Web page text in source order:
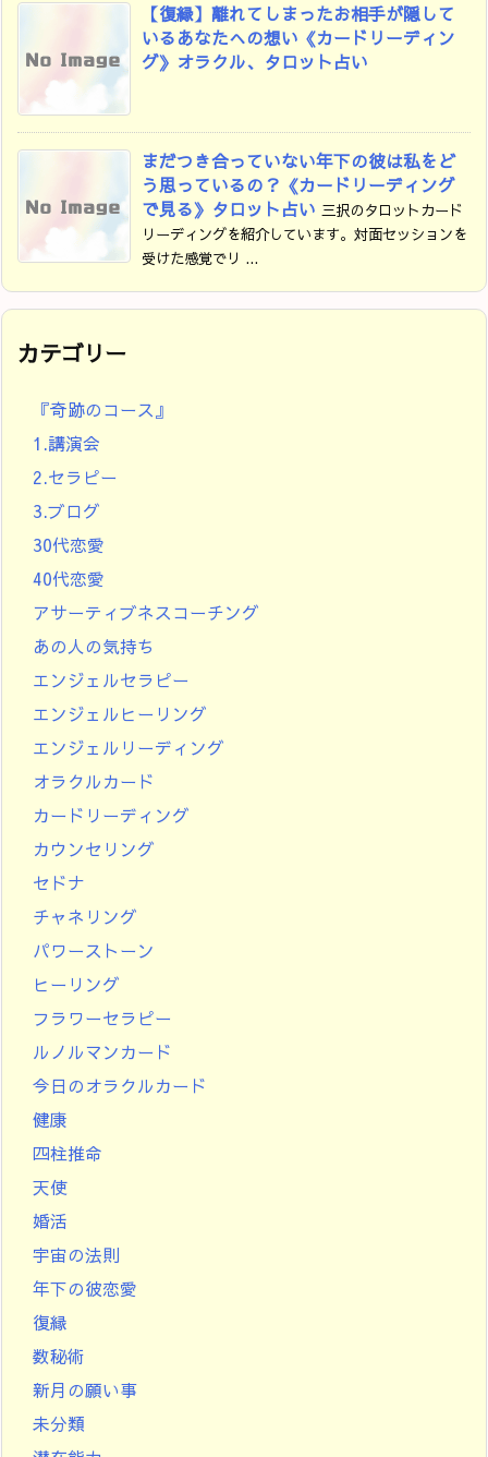
【復縁】離れてしまったお相手が隠して
いるあなたへの想い《カードリーディン
グ》オラクル、タロット占い
まだつき合っていない年下の彼は私をど
う思っているの？《カードリーディング
で見る》タロット占い 三択のタロットカード
リーディングを紹介しています。対面セッションを
受けた感覚でリ ...
カテゴリー
『奇跡のコース』
1.講演会
2.セラピー
3.ブログ
30代恋愛
40代恋愛
アサーティブネスコーチング
あの人の気持ち
エンジェルセラピー
エンジェルヒーリング
エンジェルリーディング
オラクルカード
カードリーディング
カウンセリング
セドナ
チャネリング
パワーストーン
ヒーリング
フラワーセラピー
ルノルマンカード
今日のオラクルカード
健康
四柱推命
天使
婚活
宇宙の法則
年下の彼恋愛
復縁
数秘術
新月の願い事
未分類